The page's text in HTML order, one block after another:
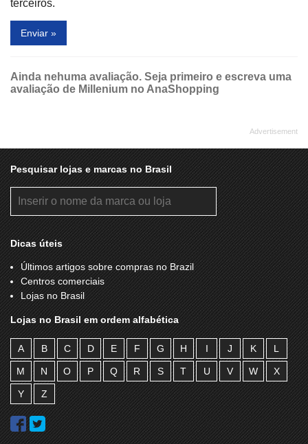
terceiros.
Enviar »
Ainda nehuma avaliação. Seja primeiro e escreva uma
avaliação de Millenium no AnaShopping
Pesquisar lojas e marcas no Brasil
Dicas úteis
Últimos artigos sobre compras no Brazil
Centros comerciais
Lojas no Brasil
Lojas no Brasil em ordem alfabética
A B C D E F G H I J K L
M N O P Q R S T U V W X
Y Z